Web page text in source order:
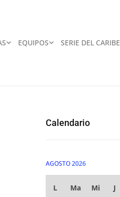
EQUIPOS SERIE DEL CARIBE
Calendario
AGOSTO 2026
L Ma Mi J